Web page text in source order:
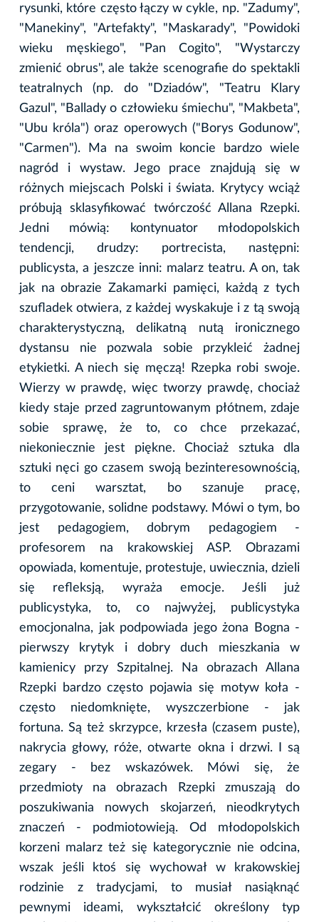
rysunki, które często łączy w cykle, np. "Zadumy",
"Manekiny", "Artefakty", "Maskarady", "Powidoki
wieku męskiego", "Pan Cogito", "Wystarczy
zmienić obrus", ale także scenografie do spektakli
teatralnych (np. do "Dziadów", "Teatru Klary
Gazul", "Ballady o człowieku śmiechu", "Makbeta",
"Ubu króla") oraz operowych ("Borys Godunow",
"Carmen"). Ma na swoim koncie bardzo wiele
nagród i wystaw. Jego prace znajdują się w
różnych miejscach Polski i świata. Krytycy wciąż
próbują sklasyfikować twórczość Allana Rzepki.
Jedni mówią: kontynuator młodopolskich
tendencji, drudzy: portrecista, następni:
publicysta, a jeszcze inni: malarz teatru. A on, tak
jak na obrazie Zakamarki pamięci, każdą z tych
szufladek otwiera, z każdej wyskakuje i z tą swoją
charakterystyczną, delikatną nutą ironicznego
dystansu nie pozwala sobie przykleić żadnej
etykietki. A niech się męczą! Rzepka robi swoje.
Wierzy w prawdę, więc tworzy prawdę, chociaż
kiedy staje przed zagruntowanym płótnem, zdaje
sobie sprawę, że to, co chce przekazać,
niekoniecznie jest piękne. Chociaż sztuka dla
sztuki nęci go czasem swoją bezinteresownością,
to ceni warsztat, bo szanuje pracę,
przygotowanie, solidne podstawy. Mówi o tym, bo
jest pedagogiem, dobrym pedagogiem -
profesorem na krakowskiej ASP. Obrazami
opowiada, komentuje, protestuje, uwiecznia, dzieli
się refleksją, wyraża emocje. Jeśli już
publicystyka, to, co najwyżej, publicystyka
emocjonalna, jak podpowiada jego żona Bogna -
pierwszy krytyk i dobry duch mieszkania w
kamienicy przy Szpitalnej. Na obrazach Allana
Rzepki bardzo często pojawia się motyw koła -
często niedomknięte, wyszczerbione - jak
fortuna. Są też skrzypce, krzesła (czasem puste),
nakrycia głowy, róże, otwarte okna i drzwi. I są
zegary - bez wskazówek. Mówi się, że
przedmioty na obrazach Rzepki zmuszają do
poszukiwania nowych skojarzeń, nieodkrytych
znaczeń - podmiotowieją. Od młodopolskich
korzeni malarz też się kategorycznie nie odcina,
wszak jeśli ktoś się wychował w krakowskiej
rodzinie z tradycjami, to musiał nasiąknąć
pewnymi ideami, wykształcić określony typ